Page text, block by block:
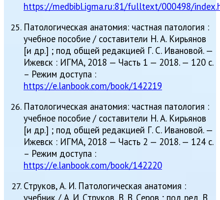
https://medbibl.igma.ru:81/fulltext/000498/
Патологическая анатомия: частная патология :
учебное пособие / составители Н. А. Кирьянов
[и др.] ; под общей редакцией Г. С. Ивановой. —
Ижевск : ИГМА, 2018 — Часть 1 — 2018. — 120 с.
– Режим доступа :
https://e.lanbook.com/book/142219
Патологическая анатомия: частная патология :
учебное пособие / составители Н. А. Кирьянов
[и др.] ; под общей редакцией Г. С. Ивановой. —
Ижевск : ИГМА, 2018 — Часть 2 — 2018. — 124 с.
– Режим доступа :
https://e.lanbook.com/book/142220
Струков, А. И. Патологическая анатомия :